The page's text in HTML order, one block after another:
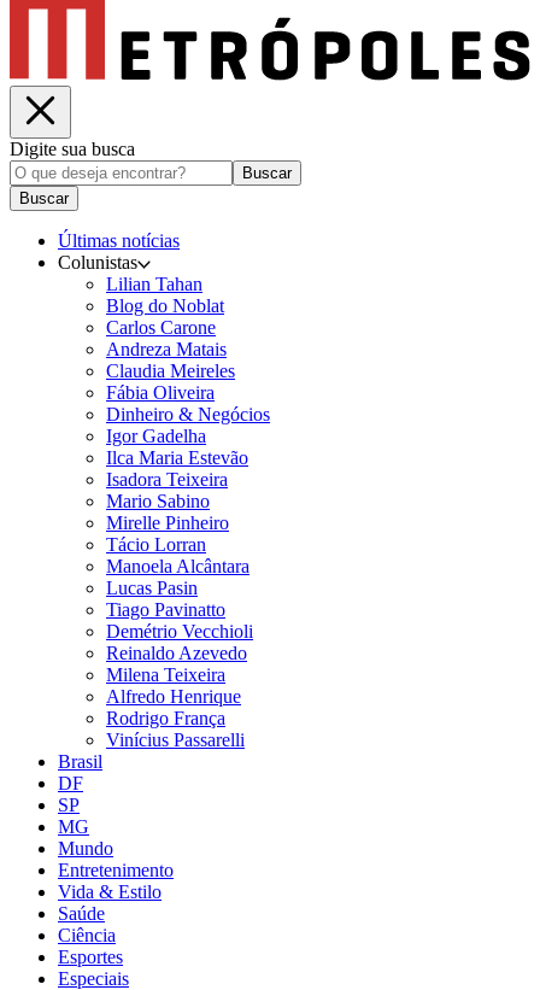
Digite sua busca
Buscar
Buscar
Últimas notícias
Colunistas
Lilian Tahan
Blog do Noblat
Carlos Carone
Andreza Matais
Claudia Meireles
Fábia Oliveira
Dinheiro & Negócios
Igor Gadelha
Ilca Maria Estevão
Isadora Teixeira
Mario Sabino
Mirelle Pinheiro
Tácio Lorran
Manoela Alcântara
Lucas Pasin
Tiago Pavinatto
Demétrio Vecchioli
Reinaldo Azevedo
Milena Teixeira
Alfredo Henrique
Rodrigo França
Vinícius Passarelli
Brasil
DF
SP
MG
Mundo
Entretenimento
Vida & Estilo
Saúde
Ciência
Esportes
Especiais